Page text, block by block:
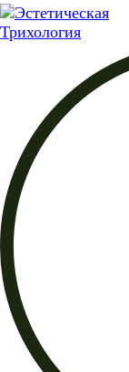
Трихология